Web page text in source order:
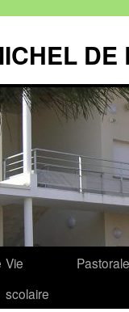
DE
Vie
scolaire
Pastorale